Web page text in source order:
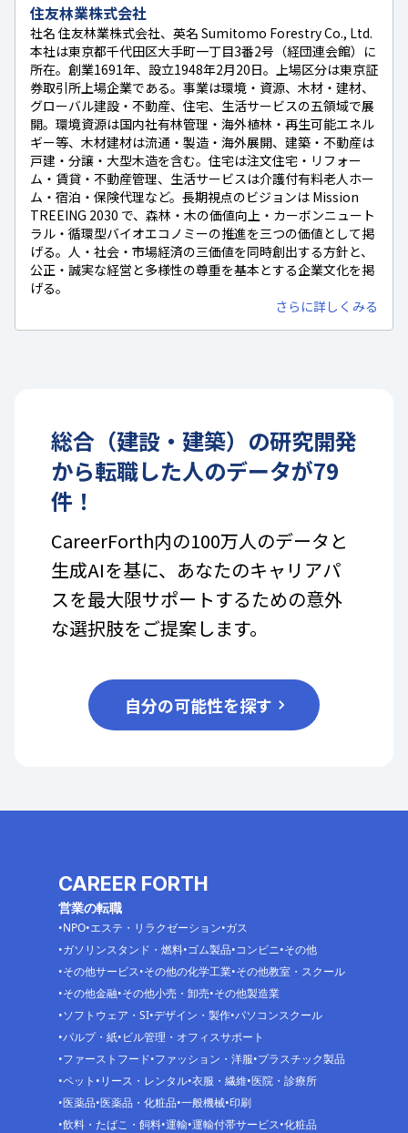
住友林業株式会社
社名 住友林業株式会社、英名 Sumitomo Forestry Co., Ltd.
本社は東京都千代田区大手町一丁目3番2号（経団連会館）に
所在。創業1691年、設立1948年2月20日。上場区分は東京証
券取引所上場企業である。事業は環境・資源、木材・建材、
グローバル建設・不動産、住宅、生活サービスの五領域で展
開。環境資源は国内社有林管理・海外植林・再生可能エネル
ギー等、木材建材は流通・製造・海外展開、建築・不動産は
戸建・分譲・大型木造を含む。住宅は注文住宅・リフォー
ム・賃貸・不動産管理、生活サービスは介護付有料老人ホー
ム・宿泊・保険代理など。長期視点のビジョンは Mission
TREEING 2030 で、森林・木の価値向上・カーボンニュート
ラル・循環型バイオエコノミーの推進を三つの価値として掲
げる。人・社会・市場経済の三価値を同時創出する方針と、
公正・誠実な経営と多様性の尊重を基本とする企業文化を掲
げる。
さらに詳しくみる
総合（建設・建築） の研究開発
から転職した人のデータが79
件！
CareerForth内の100万人のデータと
生成AIを基に、あなたのキャリアパ
スを最大限サポートするための意外
な選択肢をご提案します。
自分の可能性を探す
CAREER FORTH
営業の転職
NPO エステ・リラクゼーション ガス
ガソリンスタンド・燃料 ゴム製品 コンビニ その他
その他サービス その他の化学工業 その他教室・スクール
その他金融 その他小売・卸売 その他製造業
ソフトウェア・SI デザイン・製作 パソコンスクール
パルプ・紙 ビル管理・オフィスサポート
ファーストフード ファッション・洋服 プラスチック製品
ペット リース・レンタル 衣服・繊維 医院・診療所
医薬品 医薬品・化粧品 一般機械 印刷
飲料・たばこ・飼料 運輸 運輸付帯サービス 化粧品